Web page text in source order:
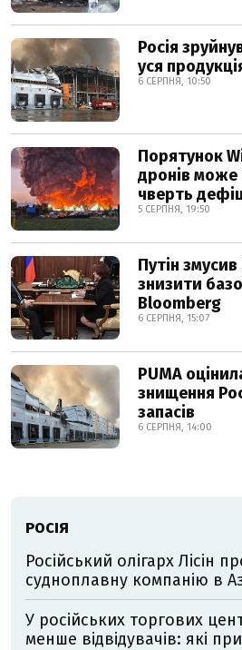
Росія
уся
6 СЕРПНЯ, 10:50
Порятунок
дронів може
чверть
5 СЕРПНЯ, 19:50
Путін
знизити
Bloomberg
6 СЕРПНЯ, 15:07
PUMA
знищення
запасів
6 СЕРПНЯ, 14:00
РОСІЯ
Російський олігарх Лісін
судноплавну компанію в
У російських торгових
менше відвідувачів: які